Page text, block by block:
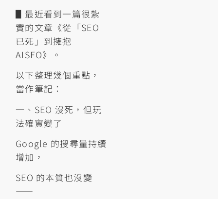
▋最近看到一篇很紮
實的文章《從「SEO
已死」到擁抱
AISEO》。
以下整理幾個重點，
當作筆記：
一、SEO 沒死，但玩
法確實變了
Google 的搜尋量持續
增加，
SEO 的本質也沒變
——